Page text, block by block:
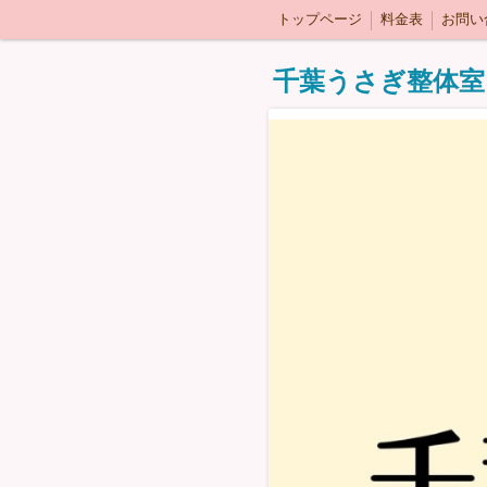
トップページ 料金表 お問
千葉うさぎ整体室